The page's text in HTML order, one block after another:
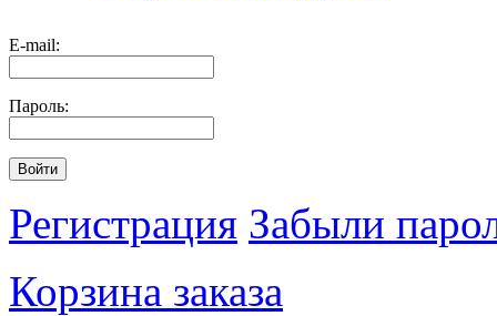
E-mail:
Пароль:
Войти
Регистрация Забыли
Корзина заказа